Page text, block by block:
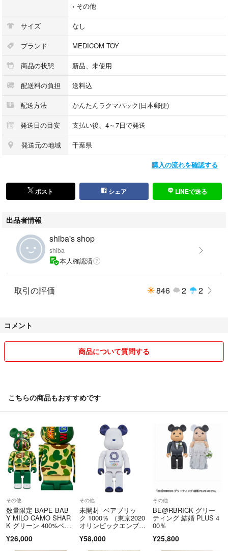
› その他
サイズ なし
ブランド MEDICOM TOY
商品の状態 新品、未使用
配送料の負担 送料込
配送方法 かんたんラクマパック(日本郵便)
発送日の目安 支払い後、4～7日で発送
発送元の地域 千葉県
購入の流れを確認する
ポスト シェア LINEで送る
出品者情報
shiba's shop
shiba
本人確認済
取引の評価 846 2 2
コメント
商品について質問する
こちらの商品もおすすめです
その他
数量限定 BAPE BAB
Y MILO CAMO SHAR
K グリーン 400%ベア
¥26,000
その他
未開封 ベアブリッ
ク 1000％ （東京2020
オリンピックエンブレ
¥58,000
その他
BE@RBRICK グリー
ティング 結婚 PLUS 4
00％
¥25,800